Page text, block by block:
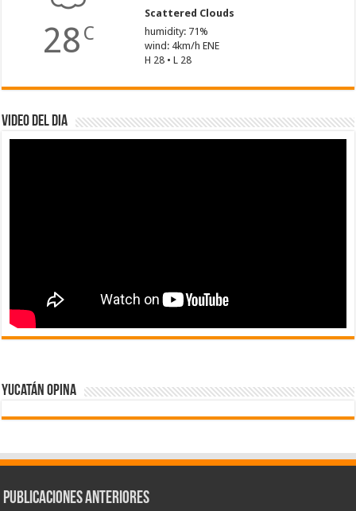
28 C
Scattered Clouds
humidity: 71%
wind: 4km/h ENE
H 28 • L 28
Video del dia
Yucatán Opina
Publicaciones Anteriores